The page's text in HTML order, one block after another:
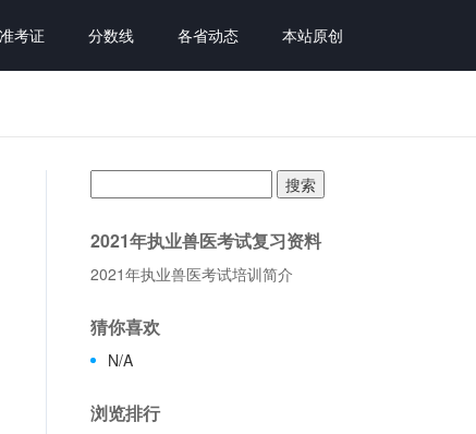
准考证 分数线 各省动态 本站原创
索：
2021年执业兽医考试复习资料
2021年执业兽医考试培训简介
猜你喜欢
N/A
浏览排行